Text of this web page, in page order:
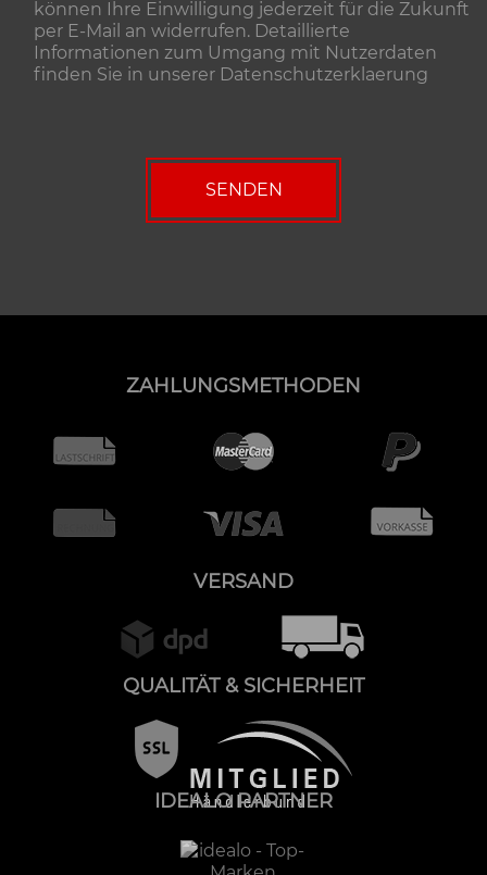
können Ihre Einwilligung jederzeit für die Zukunft
per E-Mail an widerrufen. Detaillierte
Informationen zum Umgang mit Nutzerdaten
finden Sie in unserer Datenschutzerklaerung
ZAHLUNGSMETHODEN
VERSAND
QUALITÄT & SICHERHEIT
IDEALO PARTNER